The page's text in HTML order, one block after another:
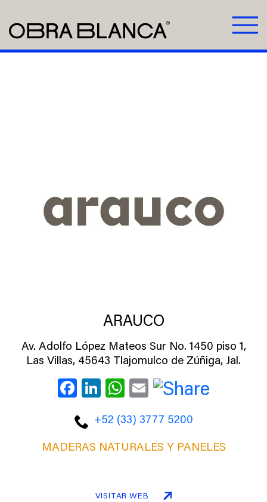
ARAUCO
Av. Adolfo López Mateos Sur No. 1450 piso 1,
Las Villas, 45643 Tlajomulco de Zúñiga, Jal.
Facebook
LinkedIn
WhatsApp
Email
+52 (33) 3777 5200
MADERAS NATURALES Y PANELES
VISITAR WEB